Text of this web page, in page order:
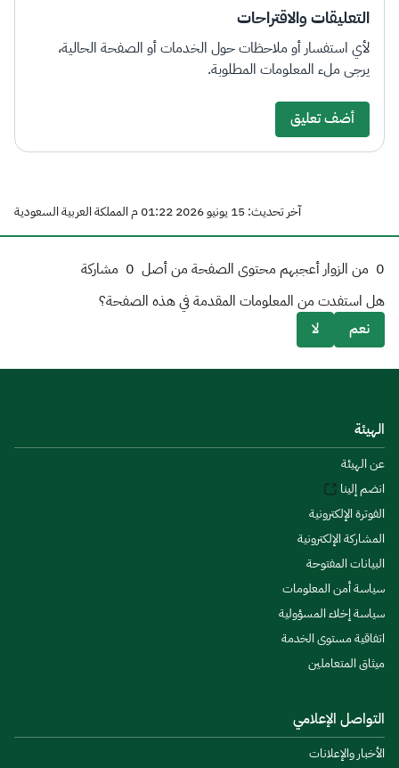
التعليقات والاقتراحات
لأي استفسار أو ملاحظات حول الخدمات أو الصفحة الحالية،
يرجى ملء المعلومات المطلوبة.
أضف تعليق
آخر تحديث: 15 يونيو 2026 01:22 م المملكة العربية السعودية
0 من الزوار أعجبهم محتوى الصفحة من أصل 0 مشاركة
هل استفدت من المعلومات المقدمة في هذه الصفحة؟
نعم
لا
الهيئة
عن الهيئة
انضم إلينا
الفوترة الإلكترونية
المشاركة الإلكترونية
البيانات المفتوحة
سياسة أمن المعلومات
سياسة إخلاء المسؤولية
اتفاقية مستوى الخدمة
ميثاق المتعاملين
التواصل الإعلامي
الأخبار والإعلانات